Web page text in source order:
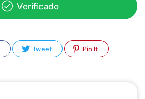
Verificado
Tweet Pin It